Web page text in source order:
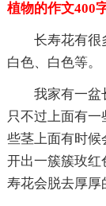
植物的作文400
长寿花有很
白色、白色等。
我家有一盆
只不过上面有
些茎上面有时候
开出一簇簇玫红
寿花会脱去厚厚